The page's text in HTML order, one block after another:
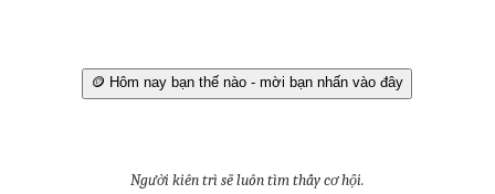
🪙 Hôm nay bạn thế nào - mời bạn nhấn vào đây
Người kiên trì sẽ luôn tìm thấy cơ hội.